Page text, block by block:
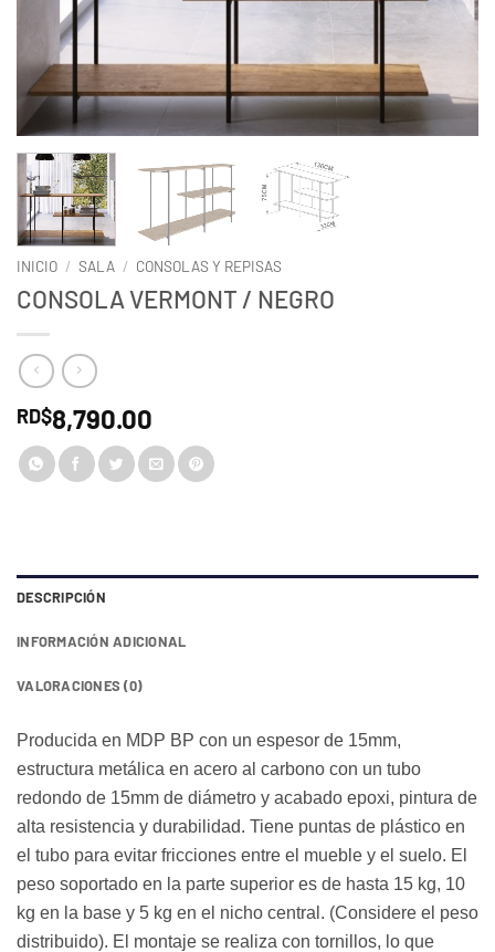
INICIO / SALA / CONSOLAS Y REPISAS
CONSOLA VERMONT / NEGRO
RD$8,790.00
DESCRIPCIÓN
INFORMACIÓN ADICIONAL
VALORACIONES (0)
Producida en MDP BP con un espesor de 15mm,
estructura metálica en acero al carbono con un tubo
redondo de 15mm de diámetro y acabado epoxi, pintura de
alta resistencia y durabilidad. Tiene puntas de plástico en
el tubo para evitar fricciones entre el mueble y el suelo. El
peso soportado en la parte superior es de hasta 15 kg, 10
kg en la base y 5 kg en el nicho central. (Considere el peso
distribuido). El montaje se realiza con tornillos, lo que